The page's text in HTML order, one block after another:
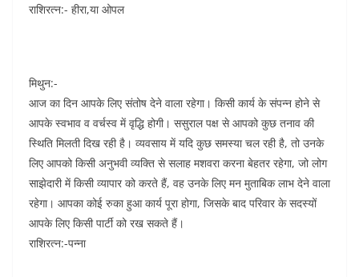
राशिरत्न:- हीरा,या ओपल
मिथुन:-
आज का दिन आपके लिए संतोष देने वाला रहेगा। किसी कार्य के संपन्न होने से
आपके स्वभाव व वर्चस्व में वृद्धि होगी। ससुराल पक्ष से आपको कुछ तनाव की
स्थिति मिलती दिख रही है। व्यवसाय में यदि कुछ समस्या चल रही है, तो उनके
लिए आपको किसी अनुभवी व्यक्ति से सलाह मशवरा करना बेहतर रहेगा, जो लोग
साझेदारी में किसी व्यापार को करते हैं, वह उनके लिए मन मुताबिक लाभ देने वाला
रहेगा। आपका कोई रुका हुआ कार्य पूरा होगा, जिसके बाद परिवार के सदस्यों
आपके लिए किसी पार्टी को रख सकते हैं।
राशिरत्न:-पन्ना